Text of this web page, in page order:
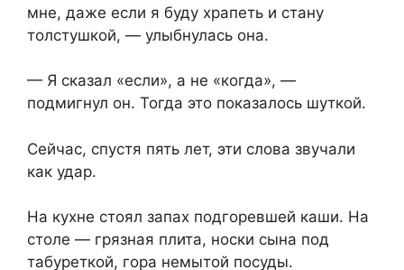
мне, даже если я буду храпеть и стану
толстушкой, — улыбнулась она.
— Я сказал «если», а не «когда», —
подмигнул он. Тогда это показалось шуткой.
Сейчас, спустя пять лет, эти слова звучали
как удар.
На кухне стоял запах подгоревшей каши. На
столе — грязная плита, носки сына под
табуреткой, гора немытой посуды.